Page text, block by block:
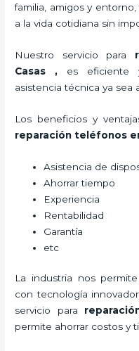
familia, amigos y
a la vida cotidiana sin
Nuestro servicio para
Casas
, es eficiente
asistencia técnica ya sea
Los beneficios y
reparación teléfonos
Asistencia de
Ahorrar tiempo
Experiencia
Rentabilidad
Garantía
etc
La industria nos
con tecnología
servicio para
permite ahorrar costos y